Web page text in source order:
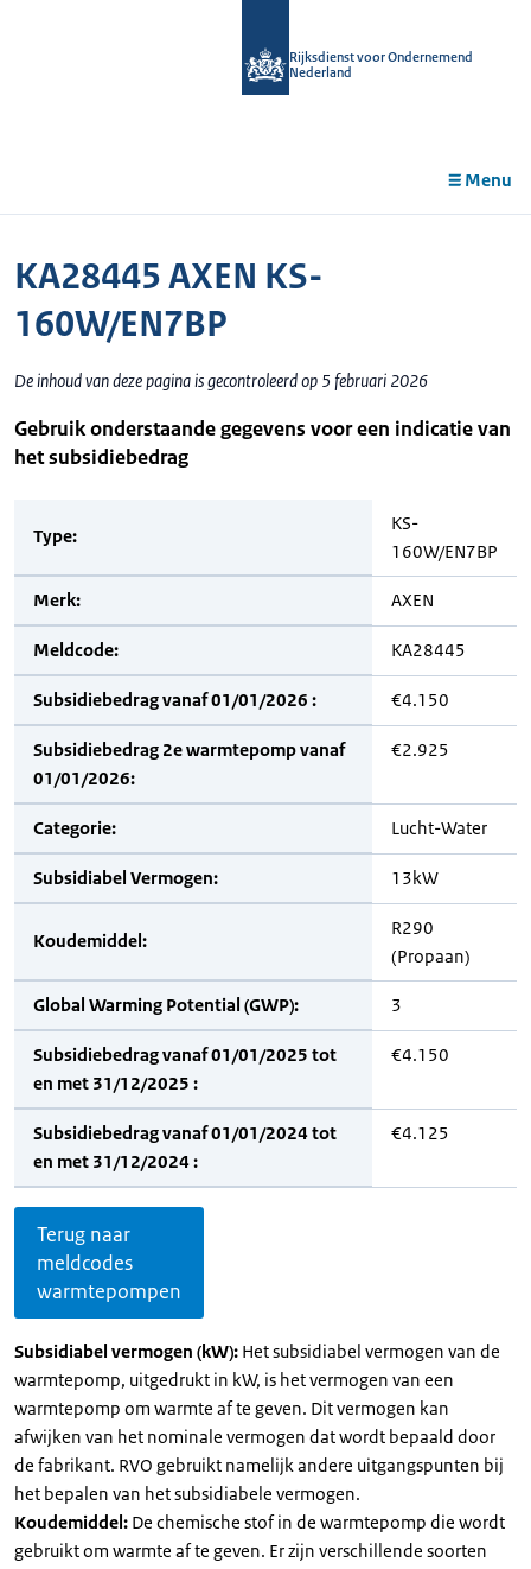
Rijksdienst voor Ondernemend
Nederland
Menu
KA28445 AXEN KS-
160W/EN7BP
De inhoud van deze pagina is gecontroleerd op 5 februari 2026
Gebruik onderstaande gegevens voor een indicatie van
het subsidiebedrag
Type:
KS-
160W/EN7BP
Merk: AXEN
Meldcode: KA28445
Subsidiebedrag vanaf 01/01/2026 : €4.150
Subsidiebedrag 2e warmtepomp vanaf
01/01/2026:
€2.925
Categorie: Lucht-Water
Subsidiabel Vermogen: 13kW
Koudemiddel:
R290
(Propaan)
Global Warming Potential (GWP): 3
Subsidiebedrag vanaf 01/01/2025 tot
en met 31/12/2025 :
€4.150
Subsidiebedrag vanaf 01/01/2024 tot
en met 31/12/2024 :
€4.125
Terug naar
meldcodes
warmtepompen
Subsidiabel vermogen (kW): Het subsidiabel vermogen van de
warmtepomp, uitgedrukt in kW, is het vermogen van een
warmtepomp om warmte af te geven. Dit vermogen kan
afwijken van het nominale vermogen dat wordt bepaald door
de fabrikant. RVO gebruikt namelijk andere uitgangspunten bij
het bepalen van het subsidiabele vermogen.
Koudemiddel: De chemische stof in de warmtepomp die wordt
gebruikt om warmte af te geven. Er zijn verschillende soorten